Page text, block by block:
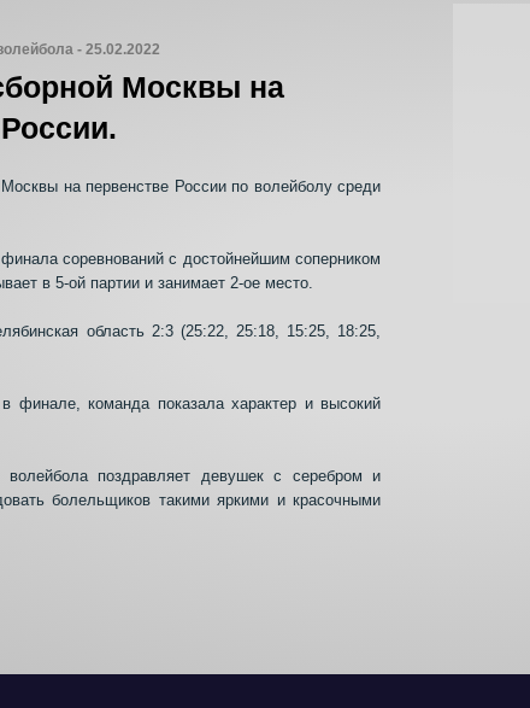
- 25.02.2022
Москвы на
на первенстве России по волейболу среди
соревнований с достойнейшим соперником
в 5-ой партии и занимает 2-ое место.
область 2:3 (25:22, 25:18, 15:25, 18:25,
финале, команда показала характер и высокий
волейбола поздравляет девушек с серебром и
болельщиков такими яркими и красочными